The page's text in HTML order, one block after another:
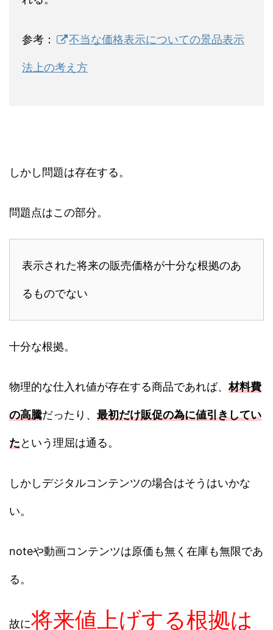
参考： 不当な価格表示についての景品表示
法上の考え方
しかし問題は存在する。
問題点はこの部分。
表示された将来の販売価格が十分な根拠のあ
るものでない
十分な根拠。
物理的な仕入れ値が存在する商品であれば、材料費
の高騰だったり、 最初だけ販促の為に値引きしてい
たという理屈は通る。
しかしデジタルコンテンツの場合はそうはいかな
い。
noteや動画コンテンツは原価も無く在庫も無限であ
る。
故に将来値上げする根拠は